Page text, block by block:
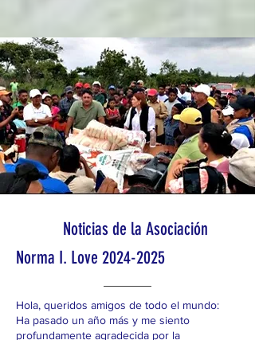
Noticias de la Asociación
Norma I. Love 2024-2025
Hola, queridos amigos de todo el mundo:
Ha pasado un año más y me siento
profundamente agradecida por la